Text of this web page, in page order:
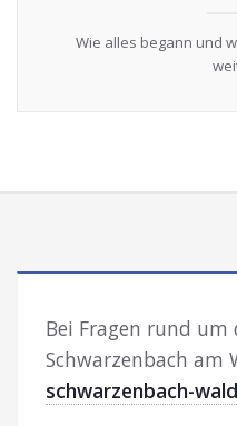
Wie alles begann und
Bei Fragen rund um
Schwarzenbach am
schwarzenbach-